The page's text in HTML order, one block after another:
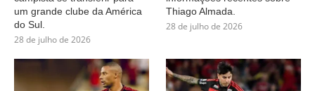
um grande clube da América
do Sul.
28 de julho de 2026
Thiago Almada.
28 de julho de 2026